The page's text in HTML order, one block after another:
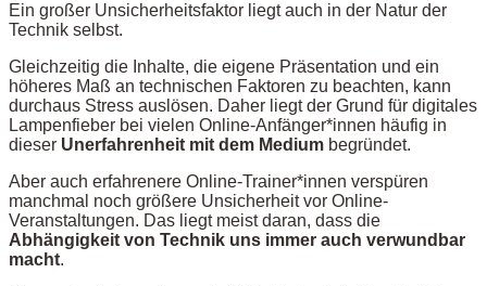
Ein großer Unsicherheitsfaktor liegt auch in der Natur der
Technik selbst.
Gleichzeitig die Inhalte, die eigene Präsentation und ein
höheres Maß an technischen Faktoren zu beachten, kann
durchaus Stress auslösen. Daher liegt der Grund für digitales
Lampenfieber bei vielen Online-Anfänger*innen häufig in
dieser Unerfahrenheit mit dem Medium begründet.
Aber auch erfahrenere Online-Trainer*innen verspüren
manchmal noch größere Unsicherheit vor Online-
Veranstaltungen. Das liegt meist daran, dass die
Abhängigkeit von Technik uns immer auch verwundbar
macht.